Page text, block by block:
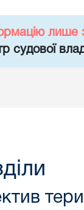
лише
судової